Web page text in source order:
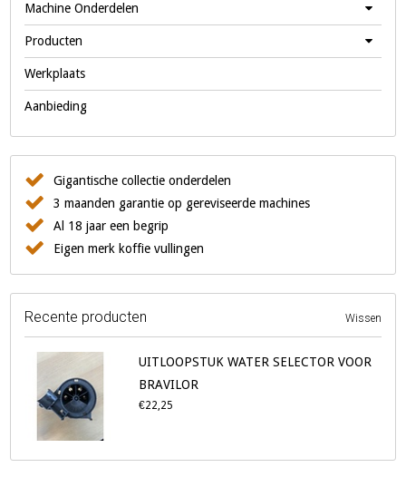
Machine Onderdelen
Producten
Werkplaats
Aanbieding
Gigantische collectie onderdelen
3 maanden garantie op gereviseerde machines
Al 18 jaar een begrip
Eigen merk koffie vullingen
Recente producten Wissen
UITLOOPSTUK WATER SELECTOR VOOR
BRAVILOR
€22,25